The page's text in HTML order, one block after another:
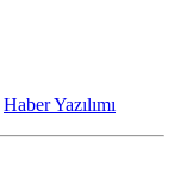
Haber Yazılımı